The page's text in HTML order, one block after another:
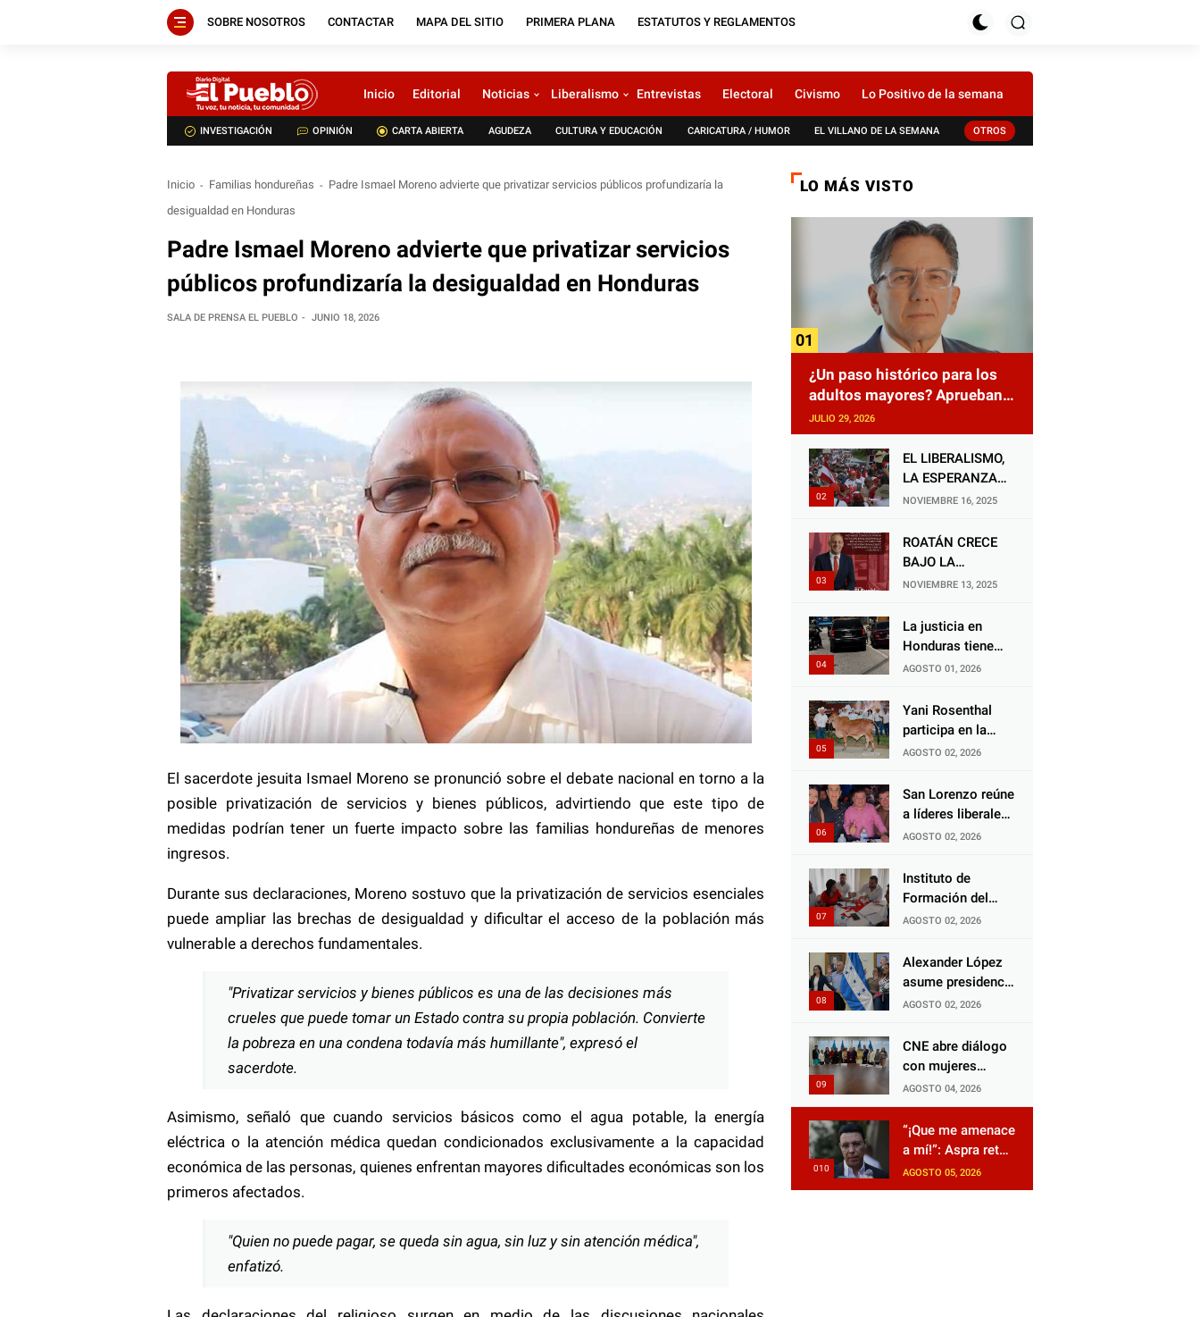
SOBRE NOSOTROS CONTACTAR MAPA DEL SITIO PRIMERA PLANA ESTATUTOS Y REGLAMENTOS
Inicio Editorial Noticias Liberalismo Entrevistas Electoral Civismo Lo Positivo de la semana
INVESTIGACIÓN OPINIÓN CARTA ABIERTA AGUDEZA CULTURA Y EDUCACIÓN CARICATURA / HUMOR EL VILLANO DE LA SEMANA OTROS
Inicio Familias hondureñas
Padre Ismael Moreno advierte que privatizar servicios públicos profundizaría la
desigualdad en Honduras
Padre Ismael Moreno advierte que privatizar servicios
públicos profundizaría la desigualdad en Honduras
SALA DE PRENSA EL PUEBLO JUNIO 18, 2026
El sacerdote jesuita Ismael Moreno se pronunció sobre el debate nacional en torno a la
posible privatización de servicios y bienes públicos, advirtiendo que este tipo de
medidas podrían tener un fuerte impacto sobre las familias hondureñas de menores
ingresos.
Durante sus declaraciones, Moreno sostuvo que la privatización de servicios esenciales
puede ampliar las brechas de desigualdad y dificultar el acceso de la población más
vulnerable a derechos fundamentales.
"Privatizar servicios y bienes públicos es una de las decisiones más
crueles que puede tomar un Estado contra su propia población. Convierte
la pobreza en una condena todavía más humillante", expresó el
sacerdote.
Asimismo, señaló que cuando servicios básicos como el agua potable, la energía
eléctrica o la atención médica quedan condicionados exclusivamente a la capacidad
económica de las personas, quienes enfrentan mayores dificultades económicas son los
primeros afectados.
"Quien no puede pagar, se queda sin agua, sin luz y sin atención médica",
enfatizó.
LO MÁS VISTO
¿Un paso histórico para los
adultos mayores? Aprueban
reforma impulsada por el
diputado Salomón Nazar para
fortalecer su protección en
Honduras
JULIO 29, 2026
EL LIBERALISMO,
LA ESPERANZA
QUE RENACE
NOVIEMBRE 16, 2025
ROATÁN CRECE
BAJO LA
ALCALDÍA DE RON
GESTOR ALIADO
DE LA
NOVIEMBRE 13, 2025
La justicia en
Honduras tiene
una deuda
animales, y
negarse a castigar
Choloma es
consolidar un
Estado que
y abandona al
inocente.
AGOSTO 01, 2026
Yani Rosenthal
participa en la
Feria Nacional
2026
AGOSTO 02, 2026
San Lorenzo reúne
a líderes liberales
en jornada de
unidad
AGOSTO 02, 2026
Instituto de
Formación del
Partido Liberal
liderazgo con
jornadas de
AGOSTO 02, 2026
Alexander López
asume presidencia
del Consejo
de El Progreso
para el Censo
AGOSTO 02, 2026
CNE abre diálogo
con mujeres
políticas para
impulsar reformas
electorales
AGOSTO 04, 2026
“¡Que me amenace
a mí!”: Aspra reta
a JOH y exige que
siga tras las rejas
AGOSTO 05, 2026